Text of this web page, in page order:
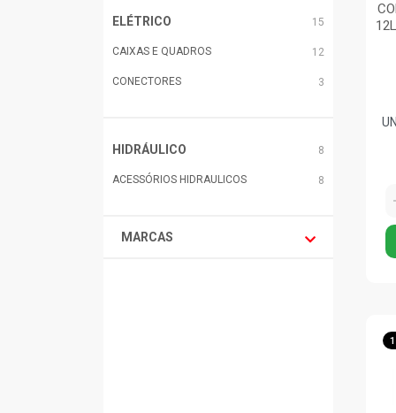
ELÉTRICO 15
CAIXAS E QUADROS 12
CONECTORES 3
HIDRÁULICO 8
ACESSÓRIOS HIDRAULICOS 8
MARCAS